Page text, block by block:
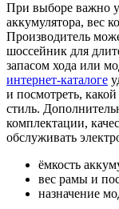
При выборе важно
аккумулятора, вес
Производитель
шоссейник для
запасом хода или
интернет-каталоге
и посмотреть,
стиль.
комплектации,
обслуживать
ёмкость
вес рамы и
назначение